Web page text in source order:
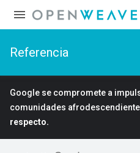
Referencia
Google se compromete a
comunidades
respecto.